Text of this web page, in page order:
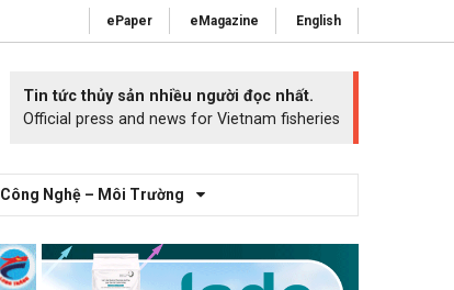
ePaper eMagazine English
Tin tức thủy sản nhiều người đọc nhất.
Official press and news for Vietnam fisheries
Công Nghệ – Môi Trường